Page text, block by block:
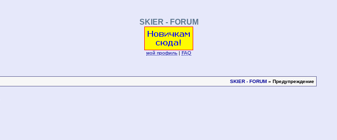
SKIER - FORUM
мой профиль | FAQ
SKIER - FORUM» Предупреждение